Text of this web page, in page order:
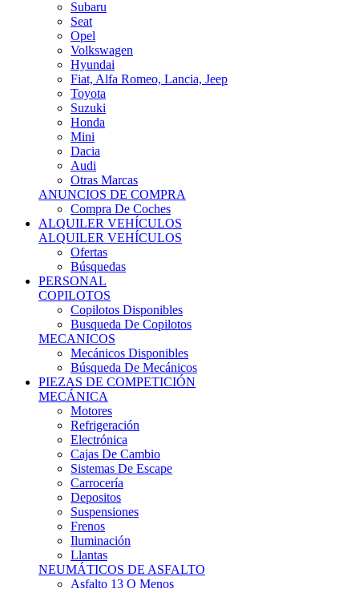
Subaru
Seat
Opel
Volkswagen
Hyundai
Fiat, Alfa Romeo, Lancia, Jeep
Toyota
Suzuki
Honda
Mini
Dacia
Audi
Otras Marcas
ANUNCIOS DE COMPRA
Compra De Coches
ALQUILER VEHÍCULOS
ALQUILER VEHÍCULOS
Ofertas
Búsquedas
PERSONAL
COPILOTOS
Copilotos Disponibles
Busqueda De Copilotos
MECANICOS
Mecánicos Disponibles
Búsqueda De Mecánicos
PIEZAS DE COMPETICIÓN
MECÁNICA
Motores
Refrigeración
Electrónica
Cajas De Cambio
Sistemas De Escape
Carrocería
Depositos
Suspensiones
Frenos
Iluminación
Llantas
NEUMÁTICOS DE ASFALTO
Asfalto 13 O Menos